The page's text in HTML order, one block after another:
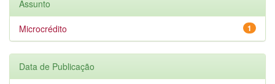
Assunto
1
Microcrédito
Data de Publicação